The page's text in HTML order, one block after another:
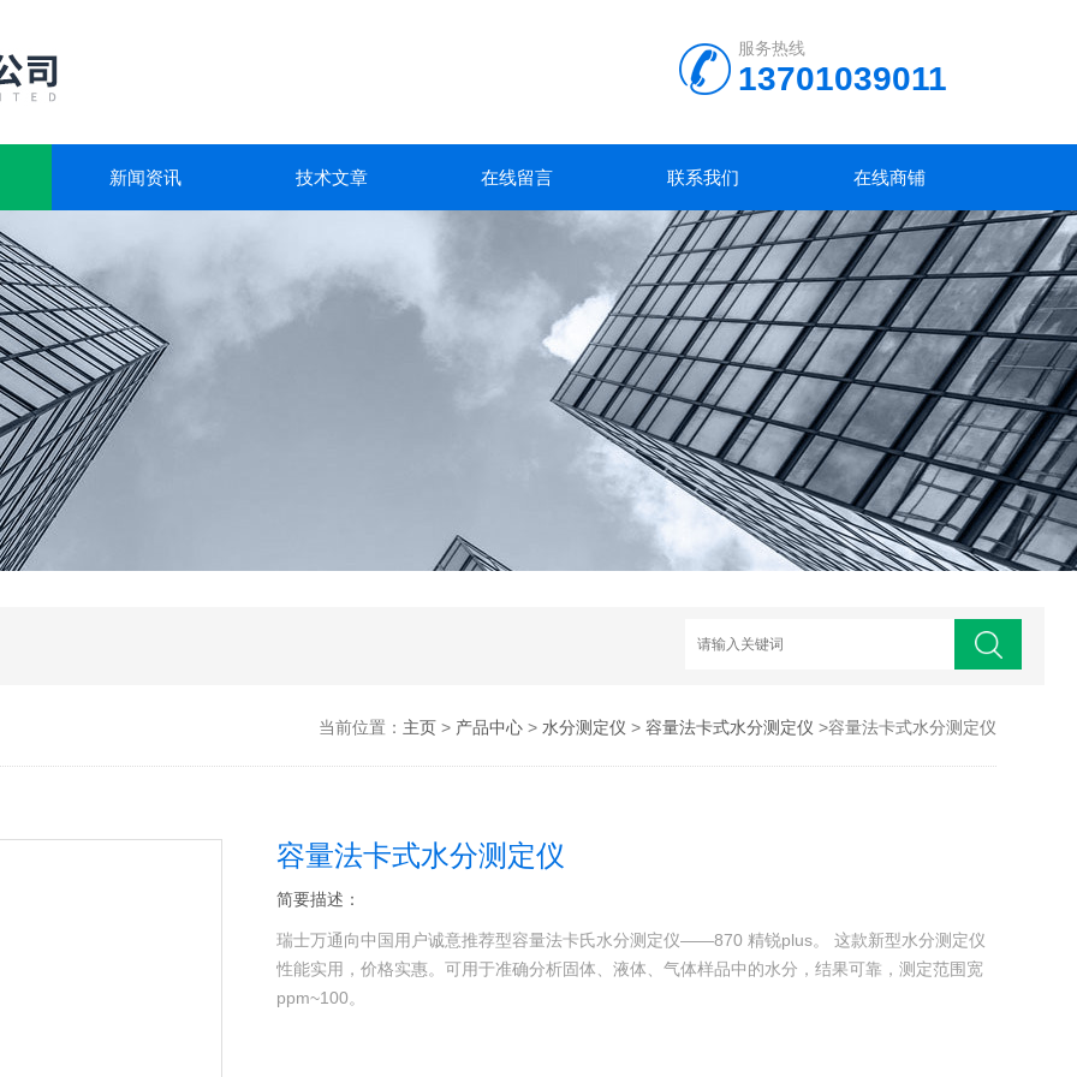
服务热线
13701039011
新闻资讯 技术文章 在线留言 联系我们 在线商铺
当前位置： 主页> 产品中心> 水分测定仪 > 容量法卡式水分测定仪 >容量法卡式水分测定仪
容量法卡式水分测定仪
简要描述：
瑞士万通向中国用户诚意推荐型容量法卡氏水分测定仪——870 精锐plus。 这款新型水分测定仪
性能实用，价格实惠。可用于准确分析固体、液体、气体样品中的水分，结果可靠，测定范围宽
ppm~100。